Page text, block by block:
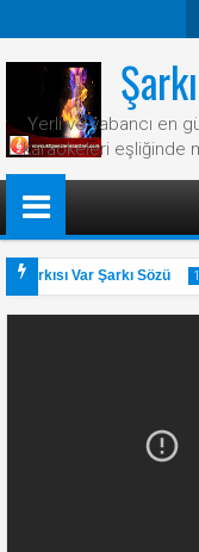
Yerli ve yabancı en
karaokeleri eşliğinde
Var Şarkı Sözü